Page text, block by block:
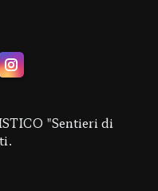
"Sentieri di